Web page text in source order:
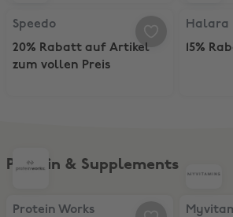
Speedo, 20% Rabatt auf Artikel zum vollen
Speedo
20% Rabatt auf Artikel
zum vollen Preis
Halara,
Halara
15%
Protein & Supplements
Protein Works, Extra 10% rabatt
Protein Works